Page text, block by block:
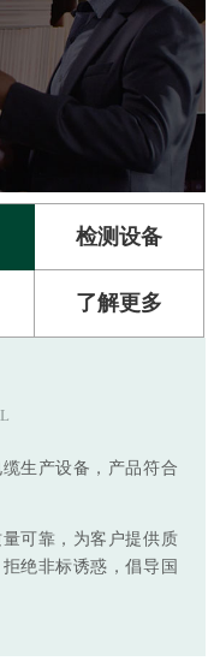
检测设备
了解更多
生产设备，产品符合
可靠，为客户提供质
绝非标诱惑，倡导国